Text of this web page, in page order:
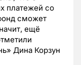
платежей со
сможет
ещё
Дина Корзун